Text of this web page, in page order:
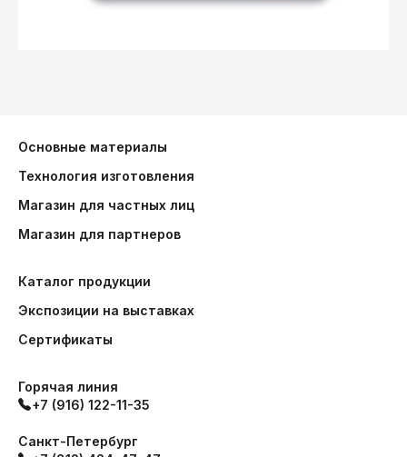
Основные материалы
Технология изготовления
Магазин для частных лиц
Магазин для партнеров
Каталог продукции
Экспозиции на выставках
Сертификаты
Горячая линия
+7 (916) 122-11-35
Санкт-Петербург